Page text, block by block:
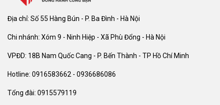
Địa chỉ: Số 55 Hàng Bún - P. Ba Đình - Hà Nội
Chi nhánh: Xóm 9 - Ninh Hiệp - Xã Phù Đổng - Hà Nội
VPĐD: 18B Nam Quốc Cang - P. Bến Thành - TP Hồ Chí Minh
Hotline: 0916583662 - 0936686086
Tổng đài: 0915579119